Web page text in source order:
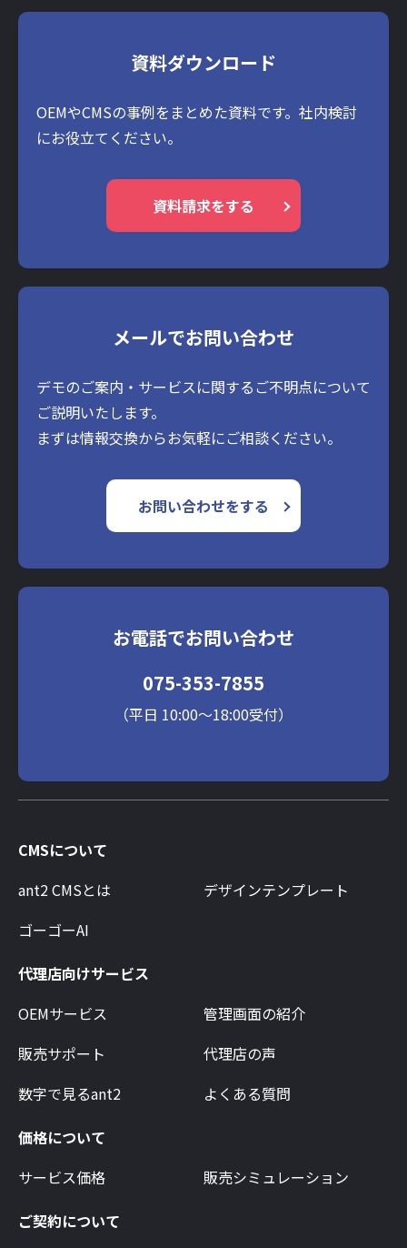
資料ダウンロード
OEMやCMSの事例をまとめた資料です。社内検討
にお役立てください。
資料請求をする
メールでお問い合わせ
デモのご案内・サービスに関するご不明点について
ご説明いたします。
まずは情報交換からお気軽にご相談ください。
お問い合わせをする
お電話でお問い合わせ
075-353-7855
（平日 10:00～18:00受付）
CMSについて
ant2 CMSとは
デザインテンプレート
ゴーゴーAI
代理店向けサービス
OEMサービス
管理画面の紹介
販売サポート
代理店の声
数字で見るant2
よくある質問
価格について
サービス価格
販売シミュレーション
ご契約について